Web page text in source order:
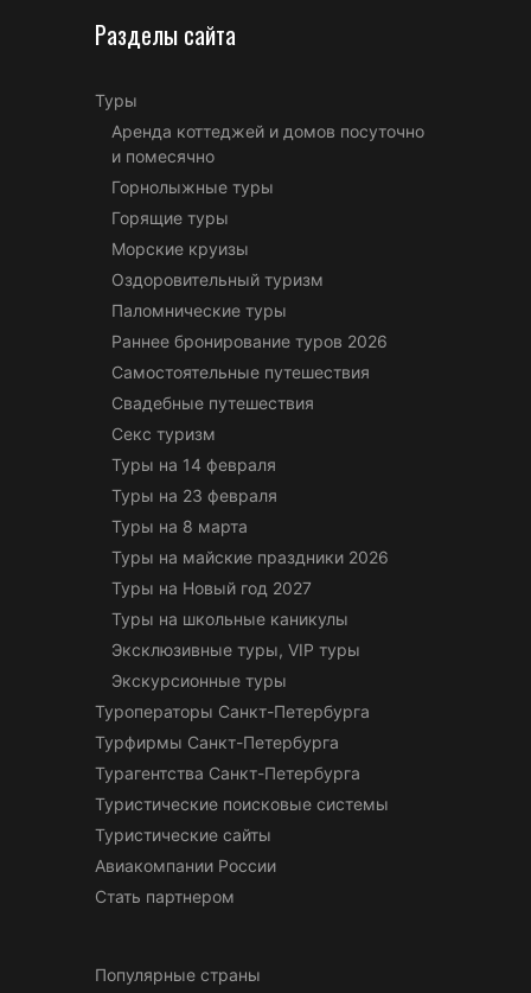
Разделы сайта
Туры
Аренда коттеджей и домов посуточно
и помесячно
Горнолыжные туры
Горящие туры
Морские круизы
Оздоровительный туризм
Паломнические туры
Раннее бронирование туров 2026
Самостоятельные путешествия
Свадебные путешествия
Секс туризм
Туры на 14 февраля
Туры на 23 февраля
Туры на 8 марта
Туры на майские праздники 2026
Туры на Новый год 2027
Туры на школьные каникулы
Эксклюзивные туры, VIP туры
Экскурсионные туры
Туроператоры Санкт-Петербурга
Турфирмы Санкт-Петербурга
Турагентства Санкт-Петербурга
Туристические поисковые системы
Туристические сайты
Авиакомпании России
Стать партнером
Популярные страны